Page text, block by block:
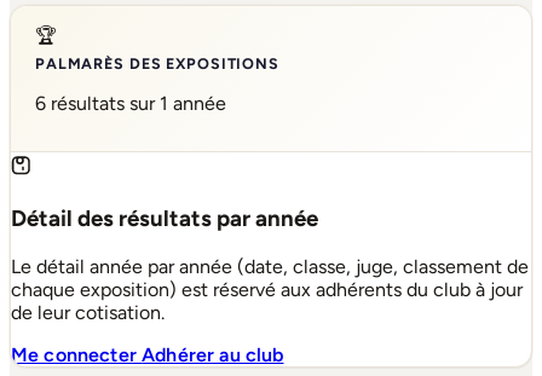
🏆
PALMARÈS DES EXPOSITIONS
6 résultats sur 1 année
Détail des résultats par année
Le détail année par année (date, classe, juge, classement de
chaque exposition) est réservé aux adhérents du club à jour
de leur cotisation.
Me connecterAdhérer au club